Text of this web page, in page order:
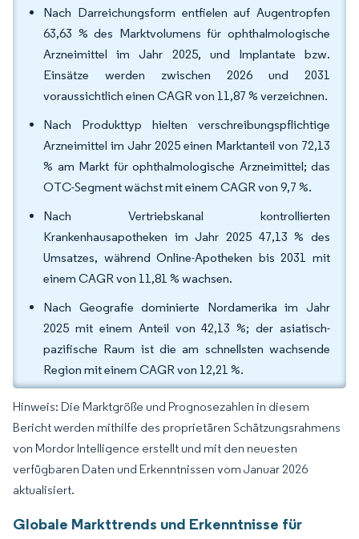
Nach Darreichungsform entfielen auf Augentropfen
63,63 % des Marktvolumens für ophthalmologische
Arzneimittel im Jahr 2025, und Implantate bzw.
Einsätze werden zwischen 2026 und 2031
voraussichtlich einen CAGR von 11,87 % verzeichnen.
Nach Produkttyp hielten verschreibungspflichtige
Arzneimittel im Jahr 2025 einen Marktanteil von 72,13
% am Markt für ophthalmologische Arzneimittel; das
OTC-Segment wächst mit einem CAGR von 9,7 %.
Nach Vertriebskanal kontrollierten
Krankenhausapotheken im Jahr 2025 47,13 % des
Umsatzes, während Online-Apotheken bis 2031 mit
einem CAGR von 11,81 % wachsen.
Nach Geografie dominierte Nordamerika im Jahr
2025 mit einem Anteil von 42,13 %; der asiatisch-
pazifische Raum ist die am schnellsten wachsende
Region mit einem CAGR von 12,21 %.
Hinweis: Die Marktgröße und Prognosezahlen in diesem
Bericht werden mithilfe des proprietären Schätzungsrahmens
von Mordor Intelligence erstellt und mit den neuesten
verfügbaren Daten und Erkenntnissen vom Januar 2026
aktualisiert.
Globale Markttrends und Erkenntnisse für